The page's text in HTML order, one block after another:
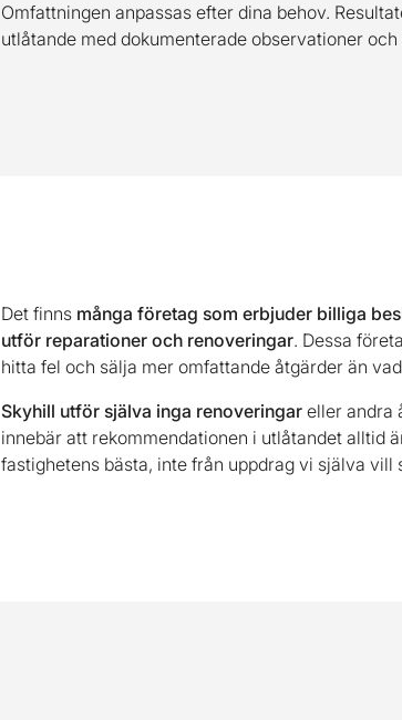
Omfattningen anpassas efter dina behov.
utlåtande med dokumenterade observationer
Det finns många företag som erbjuder billiga
utför reparationer och renoveringar. Dessa
hitta fel och sälja mer omfattande åtgärder än
Skyhill utför själva inga renoveringar eller andra
innebär att rekommendationen i utlåtandet alltid
fastighetens bästa, inte från uppdrag vi själva vill